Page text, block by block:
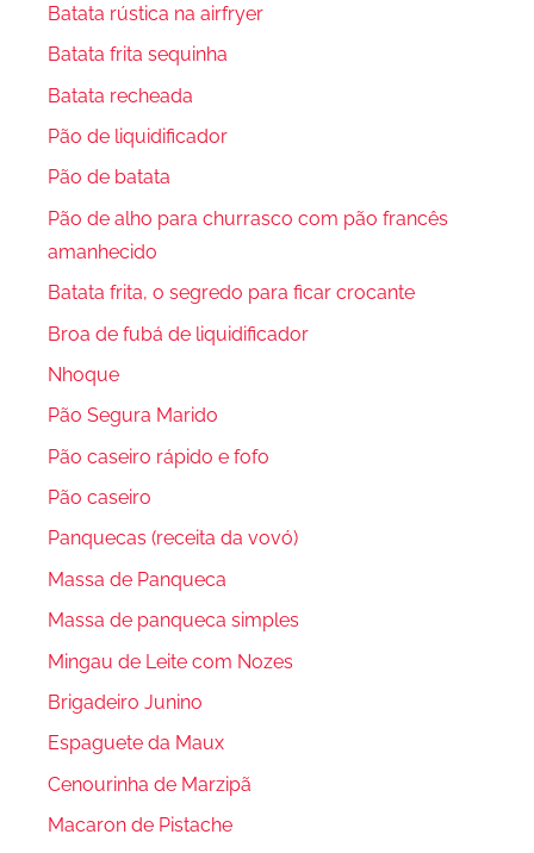
Batata rústica na airfryer
Batata frita sequinha
Batata recheada
Pão de liquidificador
Pão de batata
Pão de alho para churrasco com pão francês
amanhecido
Batata frita, o segredo para ficar crocante
Broa de fubá de liquidificador
Nhoque
Pão Segura Marido
Pão caseiro rápido e fofo
Pão caseiro
Panquecas (receita da vovó)
Massa de Panqueca
Massa de panqueca simples
Mingau de Leite com Nozes
Brigadeiro Junino
Espaguete da Maux
Cenourinha de Marzipã
Macaron de Pistache